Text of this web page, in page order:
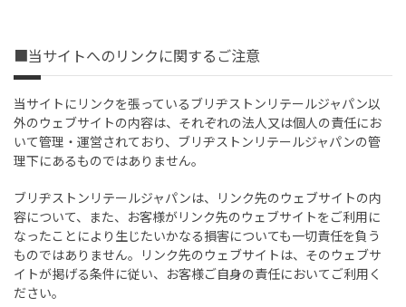
■当サイトへのリンクに関するご注意
当サイトにリンクを張っているブリヂストンリテールジャパン以
外のウェブサイトの内容は、それぞれの法人又は個人の責任にお
いて管理・運営されており、ブリヂストンリテールジャパンの管
理下にあるものではありません。
ブリヂストンリテールジャパンは、リンク先のウェブサイトの内
容について、また、お客様がリンク先のウェブサイトをご利用に
なったことにより生じたいかなる損害についても一切責任を負う
ものではありません。リンク先のウェブサイトは、そのウェブサ
イトが掲げる条件に従い、お客様ご自身の責任においてご利用く
ださい。